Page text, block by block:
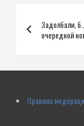
по
записям
Задолбали,
очередной
Правила